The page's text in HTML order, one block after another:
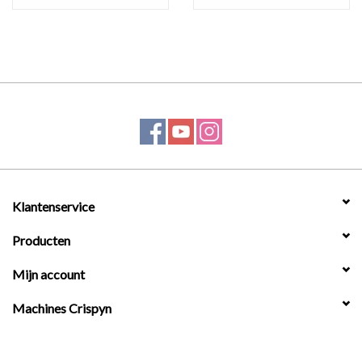
Relatiegeschenken |
Oliën & Smeermiddelen |
Klantenservice
Producten
Mijn account
Machines Crispyn